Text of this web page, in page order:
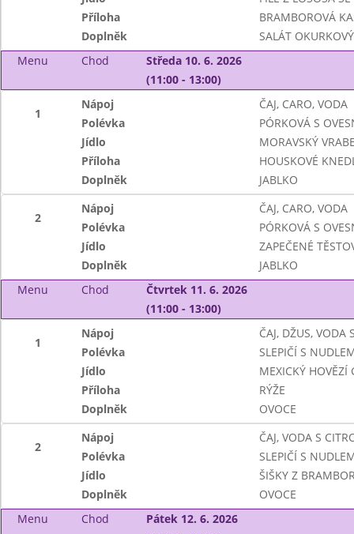
Příloha
BRAMBOROVÁ
Doplněk
SALÁT
Menu
Chod
Středa 10. 6. 2026
(11:00 - 13:00)
1
Nápoj
ČAJ, CARO, VODA
Polévka
PÓRKOVÁ S
Jídlo
MORAVSKÝ
Příloha
HOUSKOVÉ
Doplněk
JABLKO
2
Nápoj
ČAJ, CARO, VODA
Polévka
PÓRKOVÁ S
Jídlo
ZAPEČENÉ
Doplněk
JABLKO
Menu
Chod
Čtvrtek 11. 6. 2026
(11:00 - 13:00)
1
Nápoj
ČAJ, DŽUS, VODA
Polévka
SLEPIČÍ S
Jídlo
MEXICKÝ HOVĚZÍ
Příloha
RÝŽE
Doplněk
OVOCE
2
Nápoj
ČAJ, VODA S
Polévka
SLEPIČÍ S
Jídlo
ŠIŠKY Z
Doplněk
OVOCE
Menu
Chod
Pátek 12. 6. 2026